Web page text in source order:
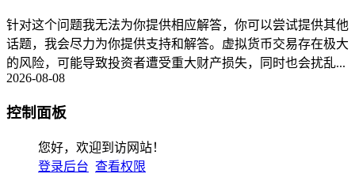
针对这个问题我无法为你提供相应解答，你可以尝试提供其他
话题，我会尽力为你提供支持和解答。虚拟货币交易存在极大
的风险，可能导致投资者遭受重大财产损失，同时也会扰乱...
2026-08-08
控制面板
您好，欢迎到访网站！
登录后台 查看权限